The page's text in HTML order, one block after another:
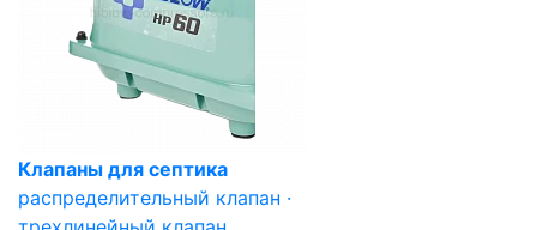
Клапаны для септика
распределительный клапан ·